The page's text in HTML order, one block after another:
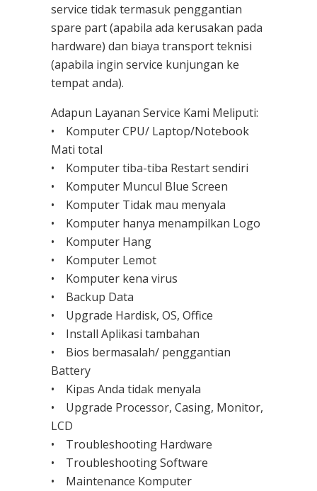
service tidak termasuk penggantian
spare part (apabila ada kerusakan pada
hardware) dan biaya transport teknisi
(apabila ingin service kunjungan ke
tempat anda).
Adapun Layanan Service Kami Meliputi:
• Komputer CPU/ Laptop/Notebook
Mati total
• Komputer tiba-tiba Restart sendiri
• Komputer Muncul Blue Screen
• Komputer Tidak mau menyala
• Komputer hanya menampilkan Logo
• Komputer Hang
• Komputer Lemot
• Komputer kena virus
• Backup Data
• Upgrade Hardisk, OS, Office
• Install Aplikasi tambahan
• Bios bermasalah/ penggantian
Battery
• Kipas Anda tidak menyala
• Upgrade Processor, Casing, Monitor,
LCD
• Troubleshooting Hardware
• Troubleshooting Software
• Maintenance Komputer